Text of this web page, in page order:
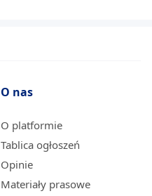
O nas
O platformie
Tablica ogłoszeń
Opinie
Materiały prasowe